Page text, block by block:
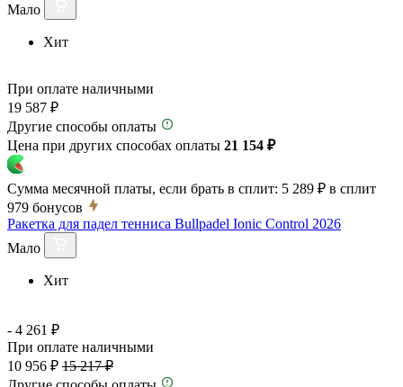
Мало
Хит
При оплате наличными
19 587 ₽
Другие способы оплаты
Цена при других способах оплаты 21 154 ₽
Сумма месячной платы, если брать в сплит: 5 289 ₽ в сплит
979 бонусов
Ракетка для падел тенниса Bullpadel Ionic Control 2026
Мало
Хит
- 4 261 ₽
При оплате наличными
10 956 ₽ 15 217 ₽